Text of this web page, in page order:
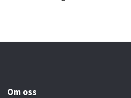
Om oss